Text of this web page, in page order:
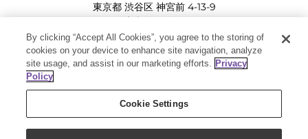
東京都 渋谷区 神宮前 4-13-9
表参道LHビル
By clicking “Accept All Cookies”, you agree to the storing of
cookies on your device to enhance site navigation, analyze
site usage, and assist in our marketing efforts. Privacy
Policy
Cookie Settings